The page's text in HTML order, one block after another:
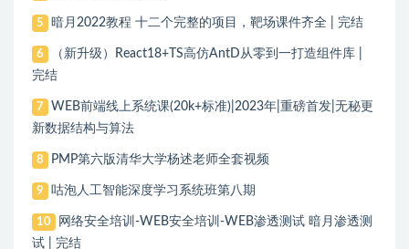
5 暗月2022教程 十二个完整的项目，靶场课件齐全 | 完结
6
（新升级）React18+TS高仿AntD从零到一打造组件库 |
完结
7
WEB前端线上系统课(20k+标准)|2023年|重磅首发|无秘更
新数据结构与算法
8 PMP第六版清华大学杨述老师全套视频
9 咕泡人工智能深度学习系统班第八期
10
网络安全培训-WEB安全培训-WEB渗透测试 暗月渗透测
试 | 完结